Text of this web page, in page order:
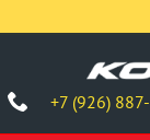
+7 (926)